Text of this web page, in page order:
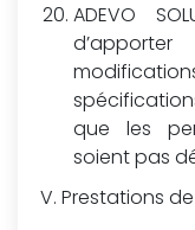
ADEVO
que les
soient pas
Prestations